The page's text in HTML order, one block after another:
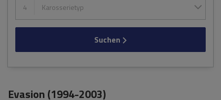
4 Karosserietyp
Suchen
Evasion (1994-2003)